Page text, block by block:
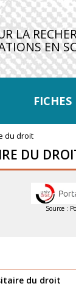
LA
EN
du droit
DU
Source :
du droit